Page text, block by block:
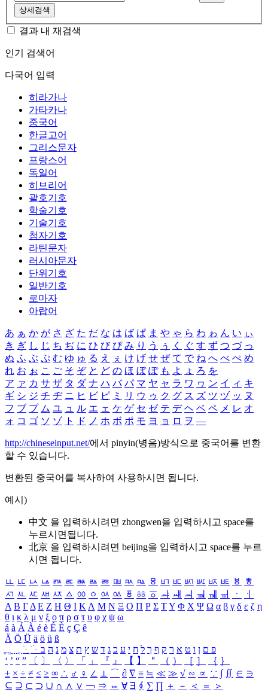
상세검색
결과 내 재검색
인기 검색어
다국어 입력
히라가나
가타카나
중국어
한글고어
그리스문자
프랑스어
독일어
히브리어
괄호기호
학술기호
기술기호
첨자기호
라틴문자
러시아문자
단위기호
일반기호
로마자
아랍어
あ ぁ か が さ ざ た だ な は ば ぱ ま や ゃ ら わ ゎ ん い ぃ
き ぎ し じ ち ぢ に ひ び ぴ み り う ぅ く ぐ す ず つ づ っ
ぬ ふ ぶ ぷ む ゆ ゅ る え ぇ け げ せ ぜ て で ね へ べ ぺ め
れ お ぉ こ ご そ ぞ と ど の ほ ぼ ぽ も よ ょ ろ を
ア ァ カ サ ザ タ ダ ナ ハ バ パ マ ヤ ャ ラ ワ ヮ ン イ ィ キ
ギ シ ジ チ ヂ ニ ヒ ビ ピ ミ リ ウ ゥ ク グ ス ズ ツ ヅ ッ ヌ
フ ブ プ ム ユ ュ ル エ ェ ケ ゲ セ ゼ テ デ ヘ ベ ペ メ レ オ
ォ コ ゴ ソ ゾ ト ド ノ ホ ボ ポ モ ヨ ョ ロ ヲ ―
http://chineseinput.net/에서 pinyin(병음)방식으로 중국어를 변환
할 수 있습니다.
변환된 중국어를 복사하여 사용하시면 됩니다.
예시)
中文 을 입력하시려면 zhongwen을 입력하시고 space를
누르시면됩니다.
北京 을 입력하시려면 beijing을 입력하시고 space를 누르
시면 됩니다.
ㅥ ㅦ ㅧ ㅨ ㅩ ㅪ ㅫ ㅬ ㅭ ㅮ ㅯ ㅰ ㅱ ㅲ ㅳ ㅴ ㅵ ㅶ ㅷ ㅸ
ㅹ
ㅺ ㅻ ㅼ ㅽ ㅾ ㅿ ㆀ ㆁ ㆂ ㆃ ㆄ ㆅ ㆆ ㆇ ㆈ ㆉ ㆊ ㆋ ㆌ ㆍ
ㆎ
Α Β ΓΔ Ε Ζ Η Θ Ι ΚΛ Μ Ν Ξ Ο Π Ρ Σ ΤΥ Φ Χ Ψ Ω α β γ δ ε ζ η
θ ι κ λ μ ν ξ ο π ρ σ τ υ φ χ ψ ω
á à Á À é è É È ç Ç ê
Ä Ö Ü ä ö ü ß
ִֶֹ ֻּ ׁׂ פ ם ן ו ט א ר ק ף ך ל ח י ע כ ג ד ש ץ ת צ מ נ ה ב
‘ ’ “ ” 〔 〕 〈 〉 「 」 『 』 【 】 ＂ （ ） ［ ］ ｛ ｝
± × ÷ ≠ ≤ ≥ ∞ ∴ ♂ ♀ ∠ ⊥ ⌒ ∂ ∇ ≡ ≒ ≪ ≫ √ ∽ ∝ ∵ ∫ ∬ ∈ ∋
⊆ ⊇ ⊂ ⊃ ∪ ∩ ∧ ∨ ￢ ⇒ ⇔ ∀ ∃ ∮ ∑ ∏ ＋ － ＜ ＝
＞